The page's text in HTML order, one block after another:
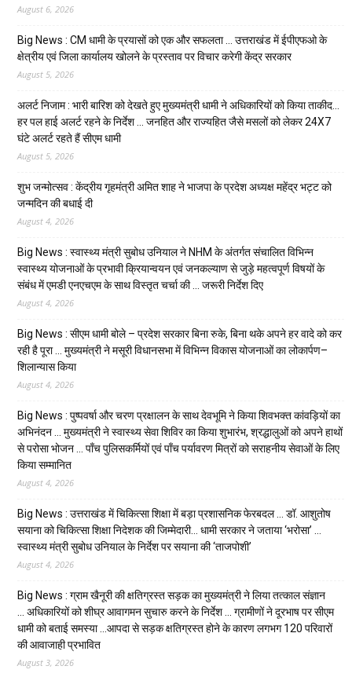
August 6, 2026
Big News : CM धामी के प्रयासों को एक और सफलता … उत्तराखंड में ईपीएफओ के
क्षेत्रीय एवं जिला कार्यालय खोलने के प्रस्ताव पर विचार करेगी केंद्र सरकार
August 5, 2026
अलर्ट निजाम : भारी बारिश को देखते हुए मुख्यमंत्री धामी ने अधिकारियों को किया ताकीद…
हर पल हाई अलर्ट रहने के निर्देश … जनहित और राज्यहित जैसे मसलों को लेकर 24X7
घंटे अलर्ट रहते हैं सीएम धामी
August 5, 2026
शुभ जन्मोत्सव : केंद्रीय गृहमंत्री अमित शाह ने भाजपा के प्रदेश अध्यक्ष महेंद्र भट्ट को
जन्मदिन की बधाई दी
August 4, 2026
Big News : स्वास्थ्य मंत्री सुबोध उनियाल ने NHM के अंतर्गत संचालित विभिन्न
स्वास्थ्य योजनाओं के प्रभावी क्रियान्वयन एवं जनकल्याण से जुड़े महत्वपूर्ण विषयों के
संबंध में एमडी एनएचएम के साथ विस्तृत चर्चा की … जरूरी निर्देश दिए
August 4, 2026
Big News : सीएम धामी बोले – प्रदेश सरकार बिना रुके, बिना थके अपने हर वादे को कर
रही है पूरा … मुख्यमंत्री ने मसूरी विधानसभा में विभिन्न विकास योजनाओं का लोकार्पण–
शिलान्यास किया
August 4, 2026
Big News : पुष्पवर्षा और चरण प्रक्षालन के साथ देवभूमि ने किया शिवभक्त कांवड़ियों का
अभिनंदन … मुख्यमंत्री ने स्वास्थ्य सेवा शिविर का किया शुभारंभ, श्रद्धालुओं को अपने हाथों
से परोसा भोजन … पाँच पुलिसकर्मियों एवं पाँच पर्यावरण मित्रों को सराहनीय सेवाओं के लिए
किया सम्मानित
August 4, 2026
Big News : उत्तराखंड में चिकित्सा शिक्षा में बड़ा प्रशासनिक फेरबदल … डॉ. आशुतोष
सयाना को चिकित्सा शिक्षा निदेशक की जिम्मेदारी… धामी सरकार ने जताया ‘भरोसा’ …
स्वास्थ्य मंत्री सुबोध उनियाल के निर्देश पर सयाना की ‘ताजपोशी’
August 4, 2026
Big News : ग्राम खैनूरी की क्षतिग्रस्त सड़क का मुख्यमंत्री ने लिया तत्काल संज्ञान
… अधिकारियों को शीघ्र आवागमन सुचारु करने के निर्देश … ग्रामीणों ने दूरभाष पर सीएम
धामी को बताई समस्या …आपदा से सड़क क्षतिग्रस्त होने के कारण लगभग 120 परिवारों
की आवाजाही प्रभावित
August 3, 2026